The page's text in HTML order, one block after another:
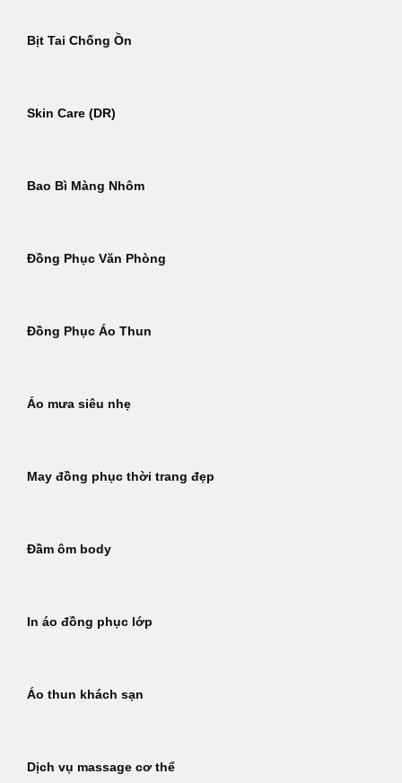
Bịt Tai Chống Ồn
Skin Care (DR)
Bao Bì Màng Nhôm
Đồng Phục Văn Phòng
Đồng Phục Áo Thun
Áo mưa siêu nhẹ
May đồng phục thời trang đẹp
Đầm ôm body
In áo đồng phục lớp
Áo thun khách sạn
Dịch vụ massage cơ thể